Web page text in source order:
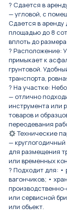
? Сдается в
— угловой, с
Сдается в аренду
площадью до 8
вплоть до
? Расположение:
примыкает к
грунтовой.
транспорта,
? На участке:
— отлично
инструмента или
товаров и
переодевания
Технические
—
для размещения
или временных
? Подходит для: •
вагончиков; •
или сервисной
или объект.